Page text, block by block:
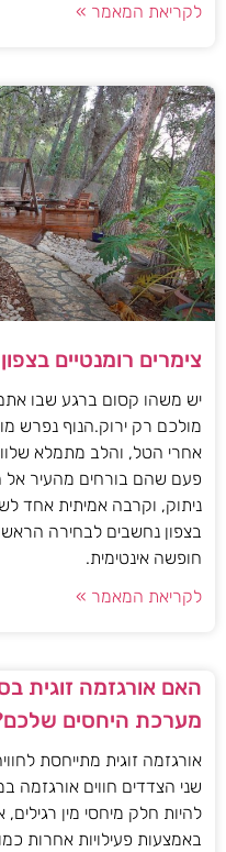
לקריאת המאמר »
צימרים רומנטיים
יש משהו קסום ברגע שבו
מולכם רק ירוק.הנוף נפרש
אחרי הטל, והלב מתמלא
פעם שהם בורחים מהעיר
ניתוק, וקרבה אמיתית אחד
בצפון נחשבים לבחירה
חופשה אינטימית.
לקריאת המאמר »
האם אורגזמה זוגית
מערכת היחסים
אורגזמה זוגית מתייחסת
שני הצדדים חווים אורגזמה
להיות חלק מיחסי מין
באמצעות פעילויות אחרות